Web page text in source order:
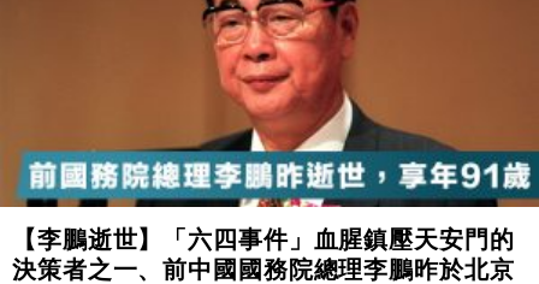
【李鵬逝世】「六四事件」血腥鎮壓天安門的
決策者之一、前中國國務院總理李鵬昨於北京